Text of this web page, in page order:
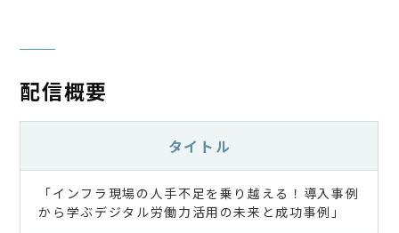
配信概要
タイトル
「インフラ現場の人手不足を乗り越える！導入事例
から学ぶデジタル労働力活用の未来と成功事例」